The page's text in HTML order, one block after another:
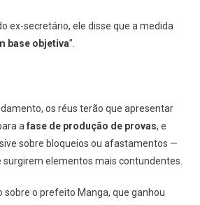
ex-secretário, ele disse que a medida
base objetiva”.
os réus terão que apresentar
a fase de produção de provas, e
sobre bloqueios ou afastamentos —
elementos mais contundentes.
sobre o prefeito Manga, que ganhou